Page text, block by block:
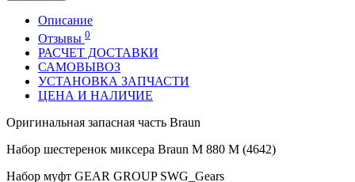
Описание
Отзывы 0
РАСЧЕТ ДОСТАВКИ
САМОВЫВОЗ
УСТАНОВКА ЗАПЧАСТИ
ЦЕНА И НАЛИЧИЕ
Оригинальная запасная часть Braun
Набор шестеренок миксера Braun M 880 M (4642)
Набор муфт GEAR GROUP SWG_Gears